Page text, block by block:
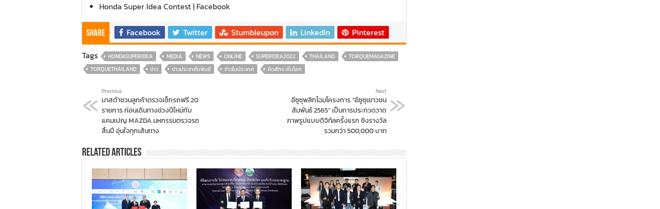
Honda Super Idea Contest | Facebook
Share Facebook Twitter Stumbleupon LinkedIn
Pinterest
Tags
HONDASUPERIDEA MEDIA NEWS ONLINE SUPERIDEA2022 THAILAND
TORQUEMAGAZINE
TORQUETHAILAND
ข่าว ข่าวประชาสัมพันธ์ ข่าวในประเทศ คิดส์กระหึ่มโลก
Previous
มาสด้าชวนลูกค้าตรวจเช็กรถฟรี 20
รายการ ก่อนเดินทางช่วงปีใหม่กับ
แคมเปญ MAZDA มหกรรมตรวจรถ
สิ้นปี อุ่นใจทุกเส้นทาง
Next
อีซูซุพลิกโฉมโครงการ “อีซูซุเยาวชน
สัมพันธ์ 2565” เป็นการประกวดวาด
ภาพรูปแบบดิจิทัลครั้งแรก ชิงรางวัล
รวมกว่า 500,000 บาท
Related Articles